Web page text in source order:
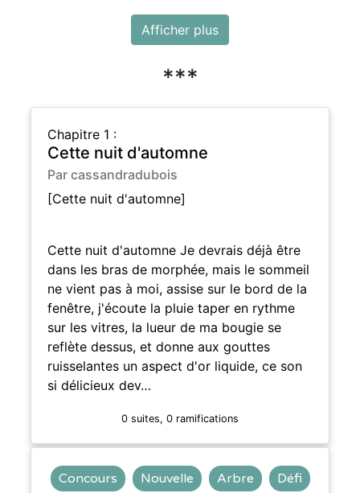
Afficher plus
***
Chapitre 1 :
Cette nuit d'automne
Par cassandradubois
[Cette nuit d'automne]
Cette nuit d'automne Je devrais déjà être
dans les bras de morphée, mais le sommeil
ne vient pas à moi, assise sur le bord de la
fenêtre, j'écoute la pluie taper en rythme
sur les vitres, la lueur de ma bougie se
reflète dessus, et donne aux gouttes
ruisselantes un aspect d'or liquide, ce son
si délicieux dev…
0 suites, 0 ramifications
Concours Nouvelle Arbre Défi